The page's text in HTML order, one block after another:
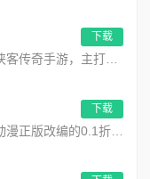
下载
下载